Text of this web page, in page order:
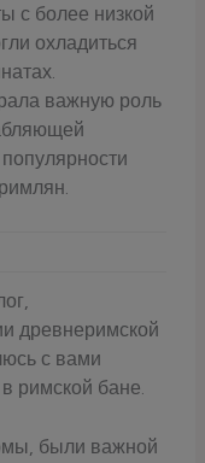
с более низкой
охладиться
важную роль
древнеримской
с вами
римской бане.
были важной